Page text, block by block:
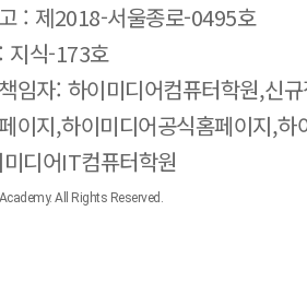
: 제2018-서울종로-0495호
지식-173호
임자: 하이미디어컴퓨터학원,신
이지,하이미디어공식홈페이지,
디어IT컴퓨터학원
All Rights Reserved.